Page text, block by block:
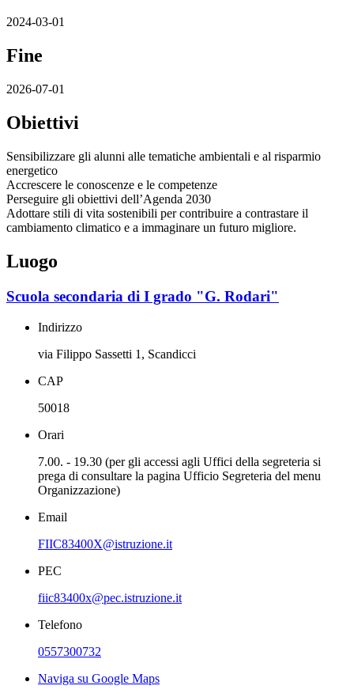
2024-03-01
Fine
2026-07-01
Obiettivi
Sensibilizzare gli alunni alle tematiche ambientali e al risparmio
energetico
Accrescere le conoscenze e le competenze
Perseguire gli obiettivi dell’Agenda 2030
Adottare stili di vita sostenibili per contribuire a contrastare il
cambiamento climatico e a immaginare un futuro migliore.
Luogo
Scuola secondaria di I grado "G. Rodari"
Indirizzo
via Filippo Sassetti 1, Scandicci
CAP
50018
Orari
7.00. - 19.30 (per gli accessi agli Uffici della segreteria si
prega di consultare la pagina Ufficio Segreteria del menu
Organizzazione)
Email
FIIC83400X@istruzione.it
PEC
fiic83400x@pec.istruzione.it
Telefono
0557300732
Naviga su Google Maps